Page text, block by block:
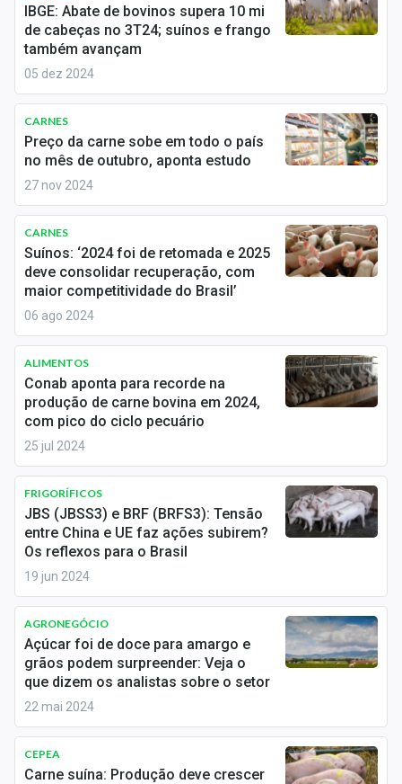
Central de Dividendos
Central de Fundos Imobiliários
Central dos IPOs
Renda Fixa
Finanças Pessoais
Mercados
Economia
Empresas
Brasil
Política
Colunas
Especiais
Internacional
Marketing
Tecnologia
Conteúdo de Marca
Sobre
Expediente
IBGE: Abate de bovinos supera 10 mi
de cabeças no 3T24; suínos e frango
também avançam
05 dez 2024
CARNES
Preço da carne sobe em todo o país
no mês de outubro, aponta estudo
27 nov 2024
CARNES
Suínos: ‘2024 foi de retomada e 2025
deve consolidar recuperação, com
maior competitividade do Brasil’
06 ago 2024
ALIMENTOS
Conab aponta para recorde na
produção de carne bovina em 2024,
com pico do ciclo pecuário
25 jul 2024
FRIGORÍFICOS
JBS (JBSS3) e BRF (BRFS3): Tensão
entre China e UE faz ações subirem?
Os reflexos para o Brasil
19 jun 2024
AGRONEGÓCIO
Açúcar foi de doce para amargo e
grãos podem surpreender: Veja o
que dizem os analistas sobre o setor
22 mai 2024
CEPEA
Carne suína: Produção deve crescer